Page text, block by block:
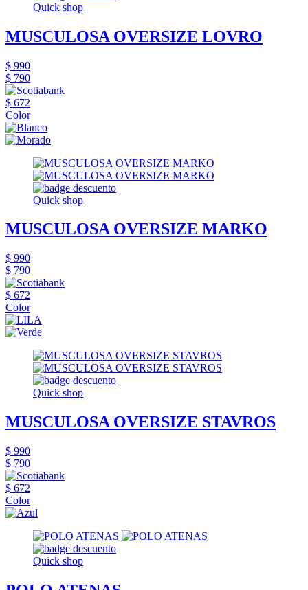
Quick shop
MUSCULOSA OVERSIZE LOVRO
$ 990
$ 790
$ 672
Color
Quick shop
MUSCULOSA OVERSIZE MARKO
$ 990
$ 790
$ 672
Color
Quick shop
MUSCULOSA OVERSIZE STAVROS
$ 990
$ 790
$ 672
Color
Quick shop